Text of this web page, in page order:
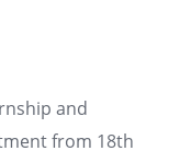
and
from 18th